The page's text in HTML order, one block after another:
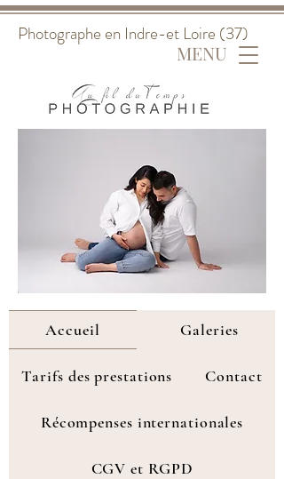
MENU
Photographe en Indre-et Loire (37)
Accueil Galeries
Tarifs des prestations Contact
Récompenses internationales
CGV et RGPD